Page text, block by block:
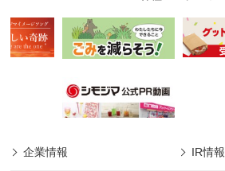
企業情報 IR情報